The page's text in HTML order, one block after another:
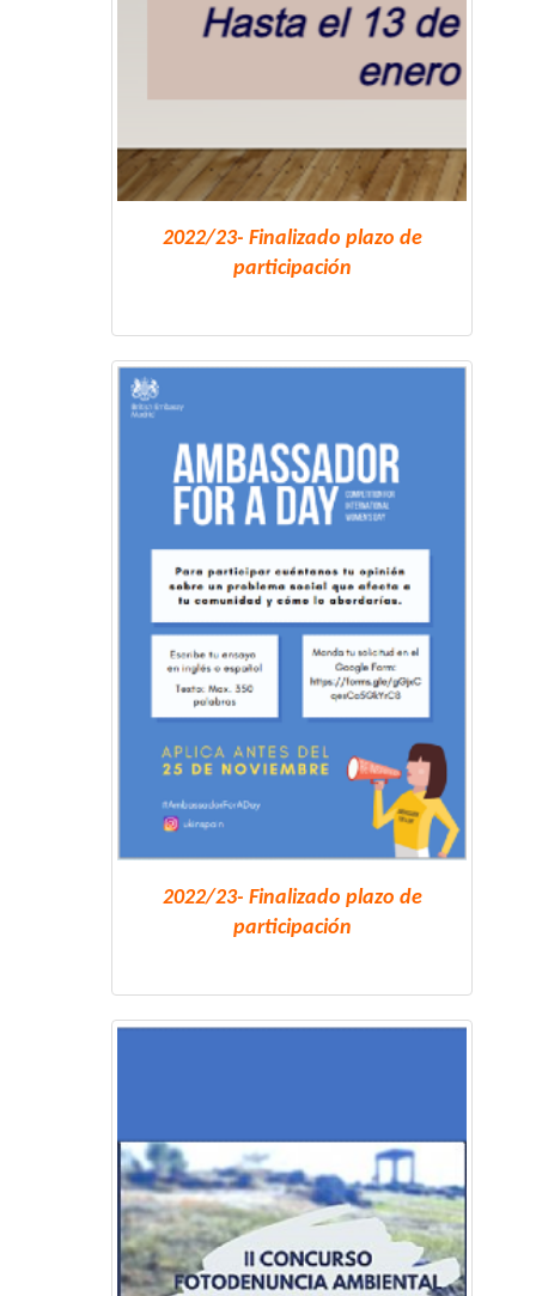
2022/23- Finalizado plazo de
participación
2022/23- Finalizado plazo de
participación